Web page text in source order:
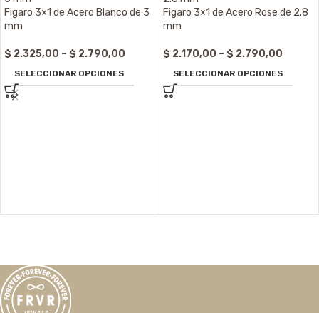
Figaro 3×1 de Acero Blanco de 3
mm
$ 2.325,00 – $ 2.790,00
SELECCIONAR OPCIONES
Figaro 3×1 de Acero Rose de 2.8
mm
$ 2.170,00 – $ 2.790,00
SELECCIONAR OPCIONES